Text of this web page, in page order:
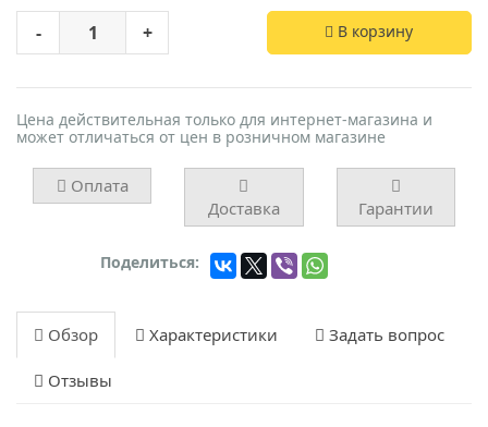
- + В корзину
Цена действительная только для интернет-магазина и
может отличаться от цен в розничном магазине
Оплата
Доставка
Гарантии
Поделиться:
Обзор Характеристики Задать вопрос
Отзывы